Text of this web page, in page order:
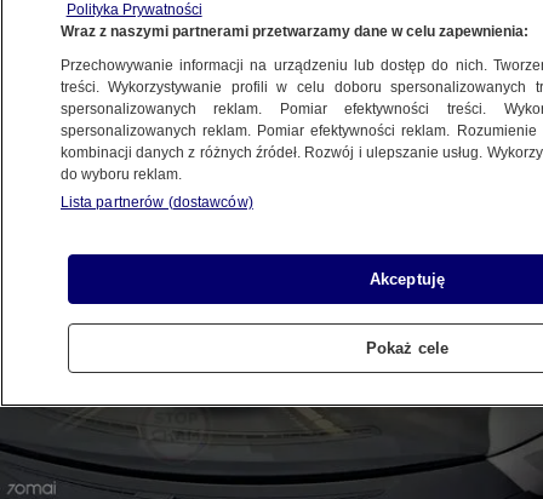
niebieskie sygnały świetlne. "To nie był
radiowóz". Nagranie
15.11.2024, 14:46
Udostępnij
Polityka Prywatności
Wraz z naszymi partnerami przetwarzamy dane w celu zapewnienia:
Przechowywanie informacji na urządzeniu lub dostęp do nich.
treści. Wykorzystywanie profili w celu doboru spersonalizowanych
spersonalizowanych reklam. Pomiar efektywności treści.
spersonalizowanych reklam. Pomiar efektywności reklam.
kombinacji danych z różnych źródeł. Rozwój i ulepszanie usług.
do wyboru reklam.
Lista partnerów (dostawców)
Akceptuję
Pokaż cele